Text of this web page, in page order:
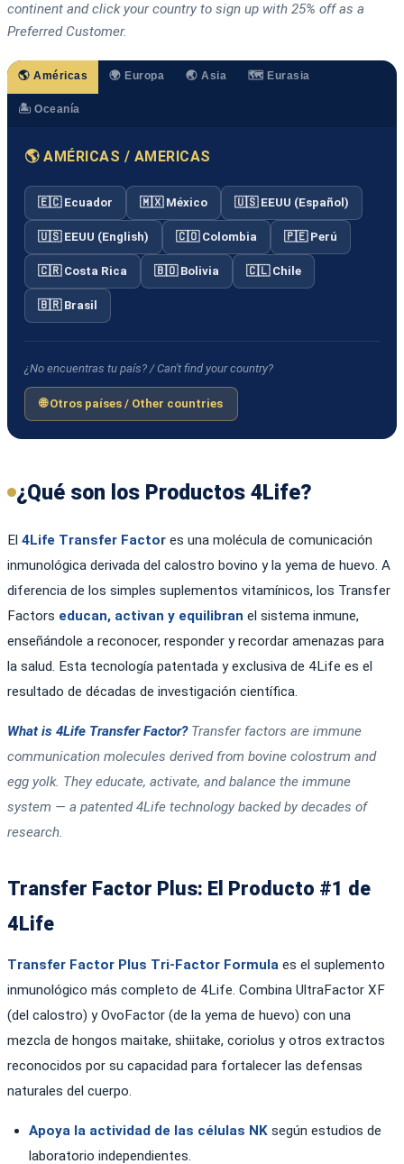
continent and click your country to sign up with 25% off as a
Preferred Customer.
🌎 Américas 🌍 Europa 🌏 Asia 🗺️ Eurasia
🏝️ Oceanía
🌎 AMÉRICAS / AMERICAS
🇪🇨 Ecuador 🇲🇽 México 🇺🇸 EEUU (Español)
🇺🇸 EEUU (English) 🇨🇴 Colombia 🇵🇪 Perú
🇨🇷 Costa Rica 🇧🇴 Bolivia 🇨🇱 Chile
🇧🇷 Brasil
¿No encuentras tu país? / Can't find your country?
🌐 Otros países / Other countries
¿Qué son los Productos 4Life?
El 4Life Transfer Factor es una molécula de comunicación
inmunológica derivada del calostro bovino y la yema de huevo. A
diferencia de los simples suplementos vitamínicos, los Transfer
Factors educan, activan y equilibran el sistema inmune,
enseñándole a reconocer, responder y recordar amenazas para
la salud. Esta tecnología patentada y exclusiva de 4Life es el
resultado de décadas de investigación científica.
What is 4Life Transfer Factor?Transfer factors are immune
communication molecules derived from bovine colostrum and
egg yolk. They educate, activate, and balance the immune
system — a patented 4Life technology backed by decades of
research.
Transfer Factor Plus: El Producto #1 de
4Life
Transfer Factor Plus Tri-Factor Formula es el suplemento
inmunológico más completo de 4Life. Combina UltraFactor XF
(del calostro) y OvoFactor (de la yema de huevo) con una
mezcla de hongos maitake, shiitake, coriolus y otros extractos
reconocidos por su capacidad para fortalecer las defensas
naturales del cuerpo.
Apoya la actividad de las células NK según estudios de
laboratorio independientes.